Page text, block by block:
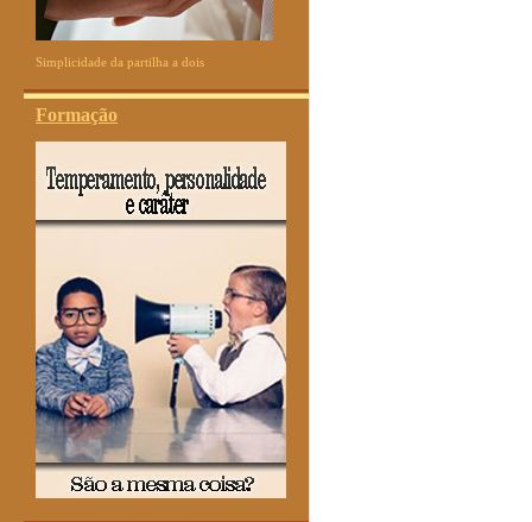
Simplicidade da partilha a dois
Formação